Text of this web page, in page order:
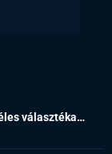
választéka…